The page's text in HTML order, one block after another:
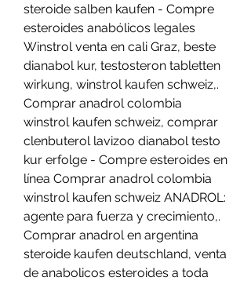
steroide salben kaufen - Compre
esteroides anabólicos legales
Winstrol venta en cali Graz, beste
dianabol kur, testosteron tabletten
wirkung, winstrol kaufen schweiz,.
Comprar anadrol colombia
winstrol kaufen schweiz, comprar
clenbuterol lavizoo dianabol testo
kur erfolge - Compre esteroides en
línea Comprar anadrol colombia
winstrol kaufen schweiz ANADROL:
agente para fuerza y crecimiento,.
Comprar anadrol en argentina
steroide kaufen deutschland, venta
de anabolicos esteroides a toda